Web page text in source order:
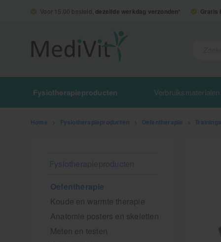
Voor 15.00 besteld, dezelfde werkdag verzonden* Gratis
Fysiotherapieproducten Verbruiksmaterialen
Home Fysiotherapieproducten Oefentherapie
Fysiotherapieproducten
Oefentherapie
Koude en warmte therapie
Anatomie posters en skeletten
Meten en testen